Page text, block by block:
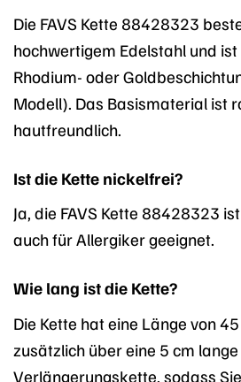
Die FAVS Kette 88428323
hochwertigem Edelstahl und
Rhodium- oder
Modell). Das Basismaterial ist
hautfreundlich.
Ist die Kette nickelfrei?
Ja, die FAVS Kette 88428323
auch für Allergiker geeignet.
Wie lang ist die Kette?
Die Kette hat eine Länge von
zusätzlich über eine 5 cm lange
Verlängerungskette, sodass